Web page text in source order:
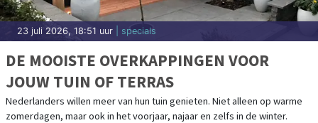
23 juli 2026, 18:51 uur | specials
DE MOOISTE OVERKAPPINGEN VOOR
JOUW TUIN OF TERRAS
Nederlanders willen meer van hun tuin genieten. Niet alleen op warme
zomerdagen, maar ook in het voorjaar, najaar en zelfs in de winter.